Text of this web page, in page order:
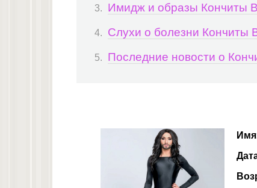
Имидж и образы Кончиты
Слухи о болезни Кончиты
Последние новости о